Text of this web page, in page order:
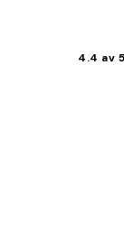
4.4 av